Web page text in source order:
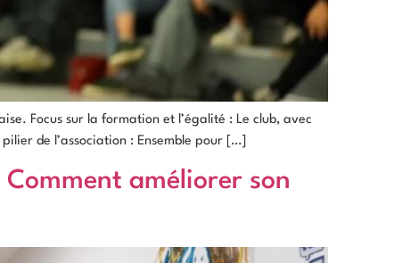
Focus sur la formation et l’égalité : Le club, avec
de l’association : Ensemble pour […]
améliorer son